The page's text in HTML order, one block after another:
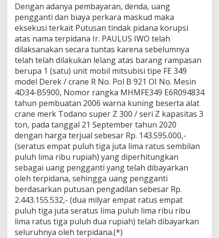
Dengan adanya pembayaran, denda, uang
pengganti dan biaya perkara maskud maka
eksekusi terkait Putusan tindak pidana korupsi
atas nama terpidana Ir. PAULUS IWO telah
dilaksanakan secara tuntas karena sebelumnya
telah telah dilakukan lelang atas barang rampasan
berupa 1 (satu) unit mobil mitsubisi tipe FE 349
model Derek / crane R No. Pol B 921 OI No. Mesin
4D34-B5900, Nomor rangka MHMFE349 E6R094834
tahun pembuatan 2006 warna kuning beserta alat
crane merk Todano super Z 300 / seri Z kapasitas 3
ton, pada tanggal 21 September tahun 2020
dengan harga terjual sebesar Rp. 143.595.000,-
(seratus empat puluh tiga juta lima ratus sembilan
puluh lima ribu rupiah) yang diperhitungkan
sebagai uang pengganti yang telah dibayarkan
oleh terpidana, sehingga uang pengganti
berdasarkan putusan pengadilan sebesar Rp.
2.443.155.532,- (dua milyar empat ratus empat
puluh tiga juta seratus lima puluh lima ribu ribu
lima ratus tiga puluh dua rupiah) telah dibayarkan
seluruhnya oleh terpidana.(*)